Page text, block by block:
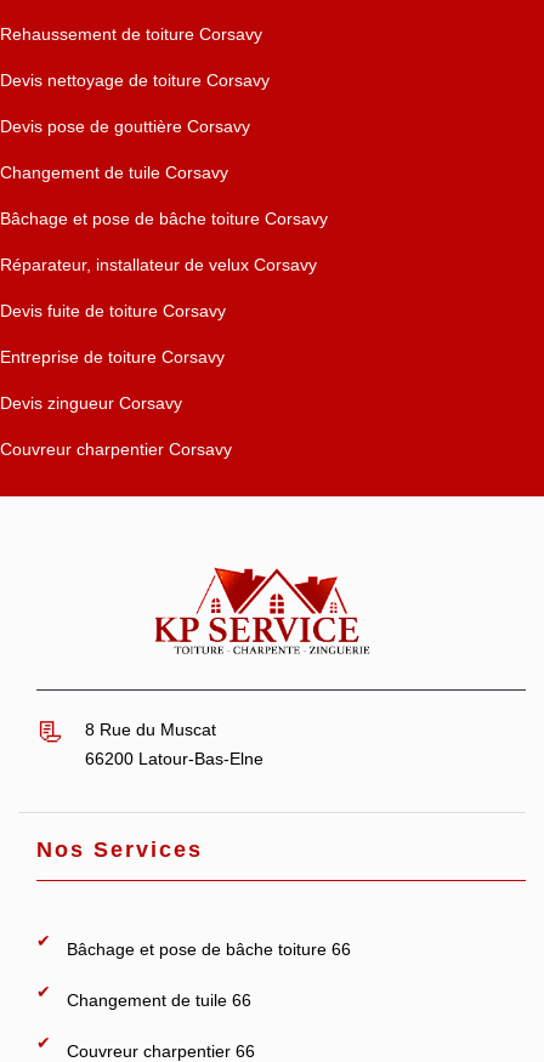
Rehaussement de toiture Corsavy
Devis nettoyage de toiture Corsavy
Devis pose de gouttière Corsavy
Changement de tuile Corsavy
Bâchage et pose de bâche toiture Corsavy
Réparateur, installateur de velux Corsavy
Devis fuite de toiture Corsavy
Entreprise de toiture Corsavy
Devis zingueur Corsavy
Couvreur charpentier Corsavy
8 Rue du Muscat
66200 Latour-Bas-Elne
Nos Services
Bâchage et pose de bâche toiture 66
Changement de tuile 66
Couvreur charpentier 66